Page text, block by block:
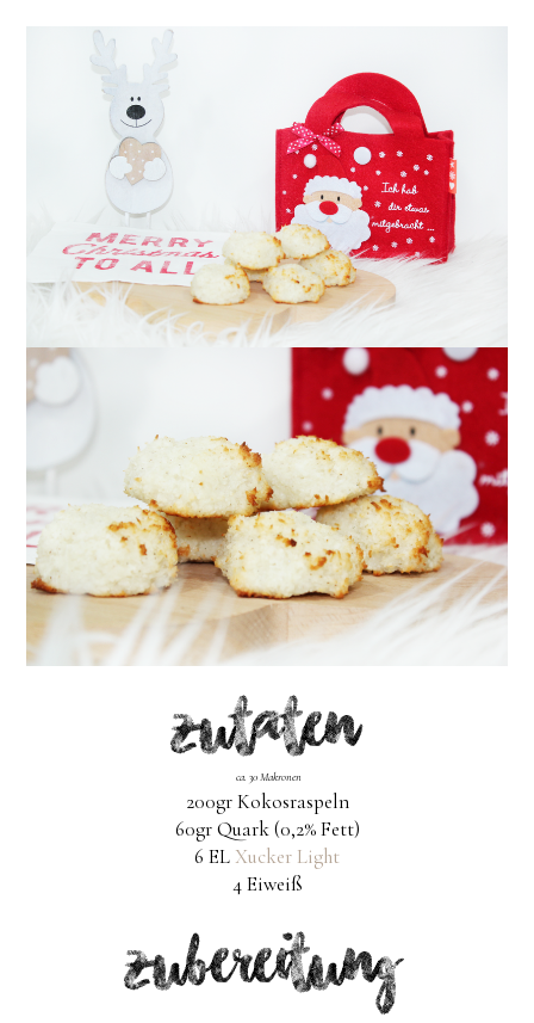
ca. 30 Makronen
200gr Kokosraspeln
60gr Quark (0,2% Fett)
6 EL Xucker Light
4 Eiweiß